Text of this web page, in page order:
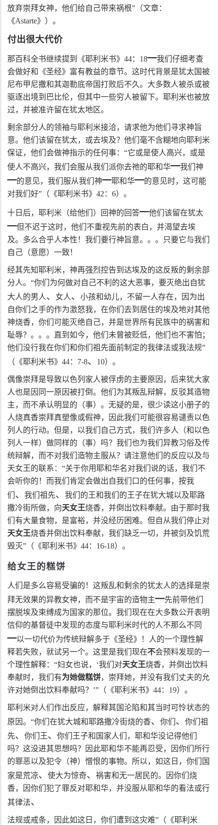
放弃崇拜女神，他们给自己带来祸根”（文章：
《Astarte》）。
付出很大代价
那百科全书继续提到《耶利米书》 44： 18━我们仔细考查
会做好和《圣经》富有教益的章节。这时代背景是犹太国被
尼布甲尼撒和其迦勒底帝国打败后不久。大多数人被杀或被
驱逐出境到巴比伦，但其中一些穷人被留下。耶利米也被放
过，并被准许留在犹太地区。
剩余部分人的领袖与耶利米接洽，请求他为他们寻求神旨
意。他们该留在犹太，或去埃及？他们毫不含糊地向耶利米
保证，他们会做神指示的任何事：“它或是使人高兴，或是
使人不高兴，我们会服从我们派你去祂的耶和华━我们神
━的意见，我们服从我们神━耶和华━的意见时，这可能
对我们好”（《耶利米书》 42 ： 6）。
十日后，耶利米（给他们）回神的回答━他们该留在犹太
━但不迟于这时，他们不重视先前的表白，并渴望去埃
及。多么合乎人本性！我们要行神旨意。。。只要它与我们
自己（意愿）一致！
经其先知耶利米，神再强烈控告到达埃及的这反叛的剩余部
分人。“你们为何做对自己不利的这大恶事，要灭绝出自犹
大人的男人、 女人、
小孩和幼儿，不留一人存在，因为出
自你们之手的作为激怒我，在你们去到居住的埃及地对其他
神烧香，你们可能灭绝自己，并是世界所有民族中的祸害和
耻辱？。。。直到如今，他们未曾被贬低，他们也不害怕；
他们没行我在你们和你们祖先面前制定的我律法或我法规”
（《耶利米书》 44： 7-8、 10）。
偶像崇拜是导致以色列家人被俘虏的主要原因，后来犹大家
人也是因同一原因被打倒。他们为其叛乱辩解，反驳其造物
主，而不承认明显的（事）。无疑的是，很少读这小册子的
人烧真香崇拜真塑像或假神，因此我们可能很容易谴责以色
列人的行动。但是，以我们自己方式，我们许多人（和以色
列人一样）做同样的（事）吗？我们也为我们异教习俗及传
统辩解，而不对我们造物主服从？请注意他们的反应以及与
天女王的联系：“关于你用耶和华名对我们说的话，我们不
会听你的！而我们肯定会做出自我们口的任何事，按我
们 、 我们祖先、 我们的王和我们的王子在犹大城以及耶路
撒冷街所做，向天女王烧香，并倒出饮料奉献。由于那时我
们有大量食物，是富裕，并没经历困难。但自从我们停止对
天女王烧香并倒出饮料奉献，我们缺乏一切，并被剑及饥荒
毁灭”（《耶利米书》 44： 16-18）。
给女王的糕饼
人们是多么容易受骗的！这叛乱和剩余的犹太人的选择是崇
拜无效果的异教女神，而不是宇宙的造物主━先前带他们
摆脱埃及束缚成为国家的那位。我们现在在大多数公开表明
信仰的基督徒中发现的态度与耶利米时代的人不那么不同
━以一切代价为传统辩解多于《圣经》！人的一个理性解
释若失败，就试另一个。这里是我们现在不会预料发现的一
个理性解释：“妇女也说，‘我们对天女王烧香，并倒出饮料
奉献时，我们有为她做糕饼，崇拜她，并没有我们丈夫的允
许对她倒出饮料奉献吗？’”（《耶利米书》 44： 19）。
耶利米对人们作出反应，解释其国沦陷和其当时可怜状态的
原因。“你们在犹大城和耶路撒冷街烧的香、 你们 、
你们祖
先、 你们王、
你们王子和国家人们，耶和华没记得他们
吗？这没进其思想吗？因此耶和华不能再忍受，因你们所行
的罪恶以及犯令（神）憎恨的事物。所以，如这日，你们国
家是荒凉、 使大为惊奇、
祸害和无一居民的。因你们烧
香，因你们犯了罪反对耶和华，并没服从耶和华的看法或行
其律法、
法规或戒条，因此如这日，你们遭到这灾难”（《耶利米